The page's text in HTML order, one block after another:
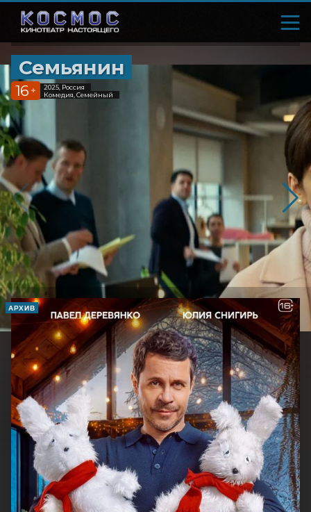
Семьянин
16 +
2025, Россия
Комедия, Семейный
АРХИВ